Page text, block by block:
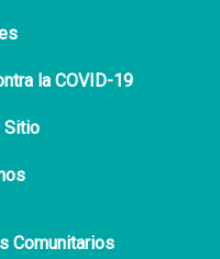
la COVID-19
Sitio
Comunitarios